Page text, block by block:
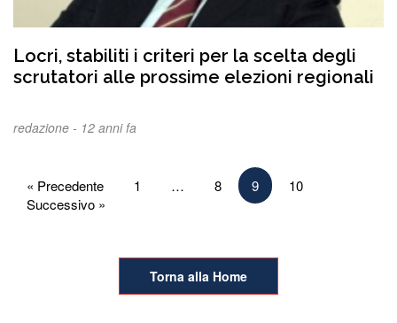
Locri, stabiliti i criteri per la scelta degli
scrutatori alle prossime elezioni regionali
redazione - 12 anni fa
Paginazione
degli
« Precedente 1 … 8 9
10
Successivo »
Torna alla Home